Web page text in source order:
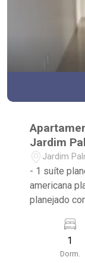
Jardim
Jardim
- 1 suíte
americana
planejado com box
elevador
cobertura.
1
Dorm.